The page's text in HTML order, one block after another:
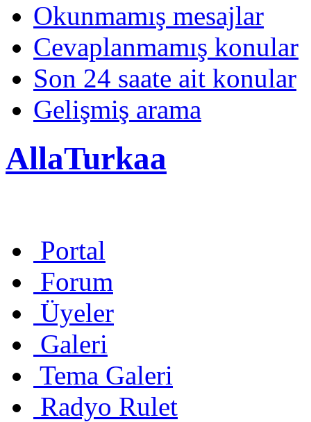
Okunmamış mesajlar
Cevaplanmamış konular
Son 24 saate ait konular
Gelişmiş arama
AllaTurkaa
Portal
Forum
Üyeler
Galeri
Tema Galeri
Radyo Rulet